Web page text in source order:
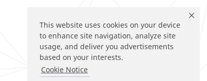
This website uses cookies on your device
to enhance site navigation, analyze site
usage, and deliver you advertisements
based on your interests.
Cookie Notice